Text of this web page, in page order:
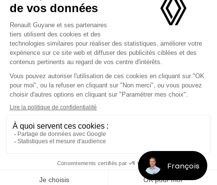
François